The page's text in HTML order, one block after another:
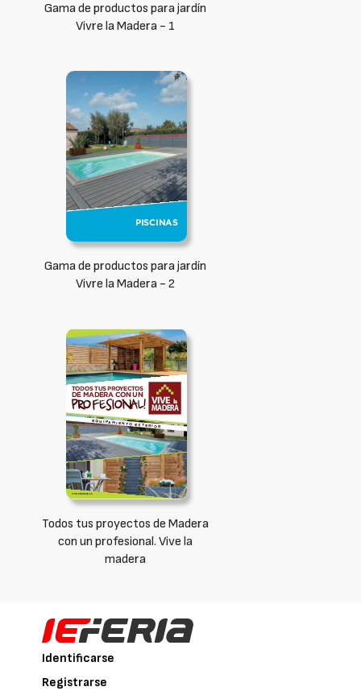
Gama de productos para jardín
Vivre la Madera - 1
Gama de productos para jardín
Vivre la Madera - 2
Todos tus proyectos de Madera
con un profesional. Vive la
madera
Identificarse
Registrarse